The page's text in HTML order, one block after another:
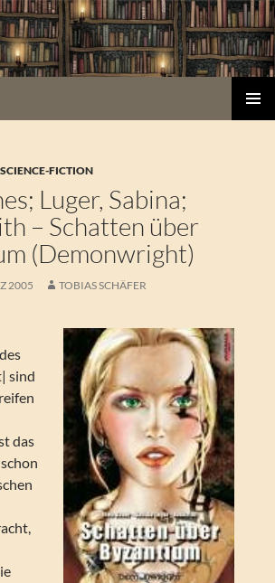
FICTION
Luger, Sabina;
– Schatten über
(Demonwright)
2005 TOBIAS SCHÄFER
sind
das